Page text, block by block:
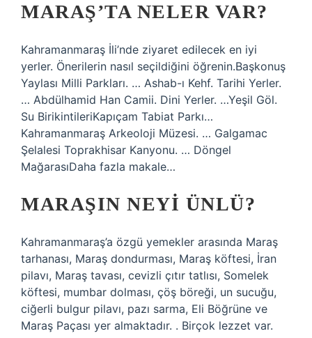
MARAŞ’TA NELER VAR?
Kahramanmaraş İli’nde ziyaret edilecek en iyi
yerler. Önerilerin nasıl seçildiğini öğrenin.Başkonuş
Yaylası Milli Parkları. … Ashab-ı Kehf. Tarihi Yerler.
… Abdülhamid Han Camii. Dini Yerler. …Yeşil Göl.
Su BirikintileriKapıçam Tabiat Parkı…
Kahramanmaraş Arkeoloji Müzesi. … Galgamac
Şelalesi Toprakhisar Kanyonu. … Döngel
MağarasıDaha fazla makale…
MARAŞIN NEYI ÜNLÜ?
Kahramanmaraş’a özgü yemekler arasında Maraş
tarhanası, Maraş dondurması, Maraş köftesi, İran
pilavı, Maraş tavası, cevizli çıtır tatlısı, Somelek
köftesi, mumbar dolması, çöş böreği, un sucuğu,
ciğerli bulgur pilavı, pazı sarma, Eli Böğrüne ve
Maraş Paçası yer almaktadır. . Birçok lezzet var.